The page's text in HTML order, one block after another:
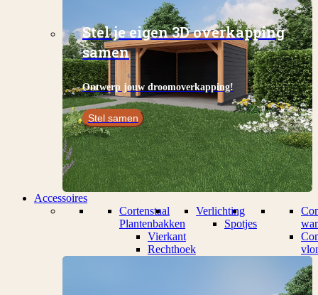
Stel je eigen 3D overkapping
samen
Ontwerp jouw droomoverkapping!
Stel samen
Accessoires
Cortenstaal
Plantenbakken
Vierkant
Rechthoek
Verlichting
Spotjes